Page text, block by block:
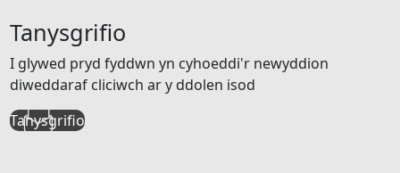
Tanysgrifio
I glywed pryd fyddwn yn cyhoeddi'r newyddion
diweddaraf cliciwch ar y ddolen isod
Tanysgrifio